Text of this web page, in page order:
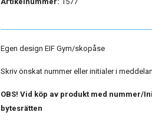
Egen design EIF Gym/skopåse
Skriv önskat nummer eller initialer i
OBS! Vid köp av produkt med nummer/
bytesrätten